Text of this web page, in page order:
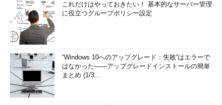
これだけはやっておきたい！ 基本的なサーバー管理
に役立つグループポリシー設定
“Windows 10へのアップグレード：失敗”はエラーで
はなかった――アップグレードインストールの簡単
まとめ (1/3...